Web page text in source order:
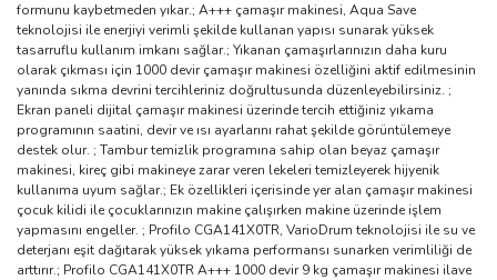
formunu kaybetmeden yıkar.; A+++ çamaşır makinesi, Aqua Save
teknolojisi ile enerjiyi verimli şekilde kullanan yapısı sunarak yüksek
tasarruflu kullanım imkanı sağlar.; Yıkanan çamaşırlarınızın daha kuru
olarak çıkması için 1000 devir çamaşır makinesi özelliğini aktif edilmesinin
yanında sıkma devrini tercihleriniz doğrultusunda düzenleyebilirsiniz. ;
Ekran paneli dijital çamaşır makinesi üzerinde tercih ettiğiniz yıkama
programının saatini, devir ve ısı ayarlarını rahat şekilde görüntülemeye
destek olur. ; Tambur temizlik programına sahip olan beyaz çamaşır
makinesi, kireç gibi makineye zarar veren lekeleri temizleyerek hijyenik
kullanıma uyum sağlar.; Ek özellikleri içerisinde yer alan çamaşır makinesi
çocuk kilidi ile çocuklarınızın makine çalışırken makine üzerinde işlem
yapmasını engeller. ; Profilo CGA141X0TR, VarioDrum teknolojisi ile su ve
deterjanı eşit dağıtarak yüksek yıkama performansı sunarken verimliliği de
arttırır.; Profilo CGA141X0TR A+++ 1000 devir 9 kg çamaşır makinesi ilave